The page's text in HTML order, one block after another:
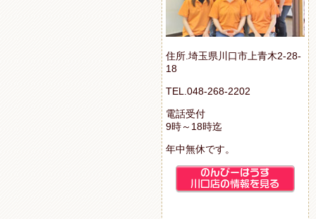
住所.埼玉県川口市上青木2-28-
18
TEL.048-268-2202
電話受付
9時～18時迄
年中無休です。